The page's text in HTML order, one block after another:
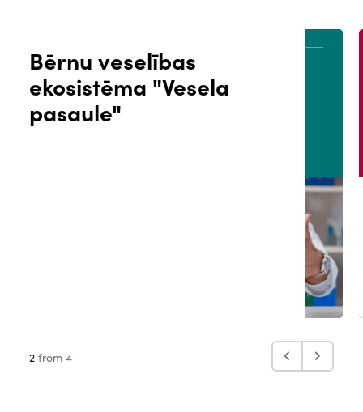
Bērnu veselības
ekosistēma "Vesela
pasaule"
PACIENTA PORTĀLS
2 from 4